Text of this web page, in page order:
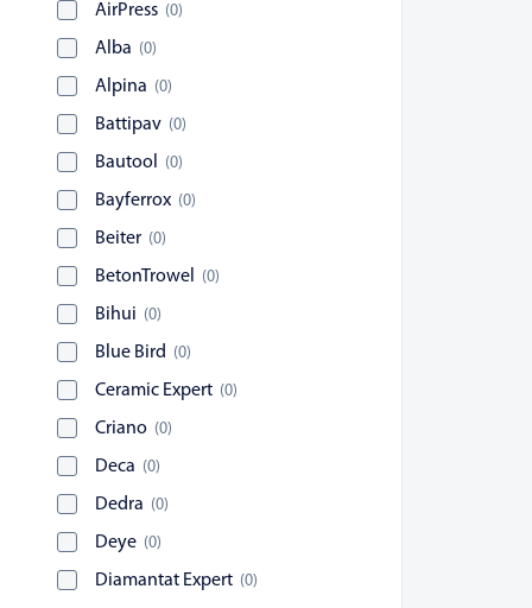
AirPress (0)
Alba (0)
Alpina (0)
Battipav (0)
Bautool (0)
Bayferrox (0)
Beiter (0)
BetonTrowel (0)
Bihui (0)
Blue Bird (0)
Ceramic Expert (0)
Criano (0)
Deca (0)
Dedra (0)
Deye (0)
Diamantat Expert (0)